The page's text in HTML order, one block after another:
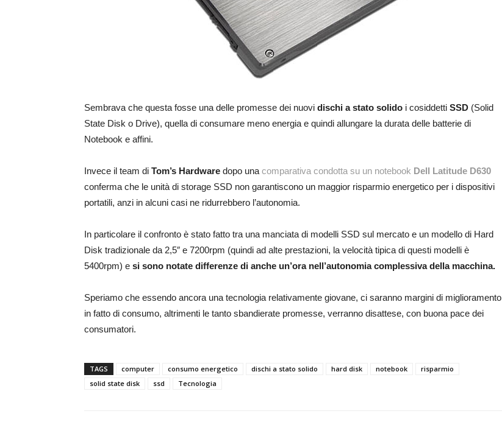
Sembrava che questa fosse una delle promesse dei nuovi dischi a stato solido i cosiddetti SSD (Solid
State Disk o Drive), quella di consumare meno energia e quindi allungare la durata delle batterie di
Notebook e affini.
Invece il team di Tom’s Hardware dopo una comparativa condotta su un notebook Dell Latitude D630
conferma che le unità di storage SSD non garantiscono un maggior risparmio energetico per i dispositivi
portatili, anzi in alcuni casi ne ridurrebbero l’autonomia.
In particolare il confronto è stato fatto tra una manciata di modelli SSD sul mercato e un modello di Hard
Disk tradizionale da 2,5″ e 7200rpm (quindi ad alte prestazioni, la velocità tipica di questi modelli è
5400rpm) e si sono notate differenze di anche un’ora nell’autonomia complessiva della macchina.
Speriamo che essendo ancora una tecnologia relativamente giovane, ci saranno margini di miglioramento
in fatto di consumo, altrimenti le tanto sbandierate promesse, verranno disattese, con buona pace dei
consumatori.
TAGS computer consumo energetico dischi a stato solido hard disk notebook
risparmio
solid state disk
ssd Tecnologia